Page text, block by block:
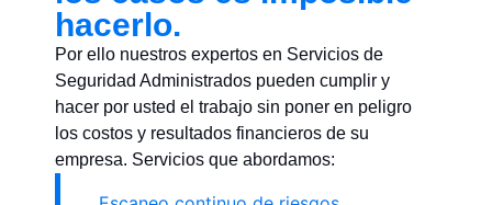
hacerlo.
Por ello nuestros expertos en Servicios de
Seguridad Administrados pueden cumplir y
hacer por usted el trabajo sin poner en peligro
los costos y resultados financieros de su
empresa. Servicios que abordamos: